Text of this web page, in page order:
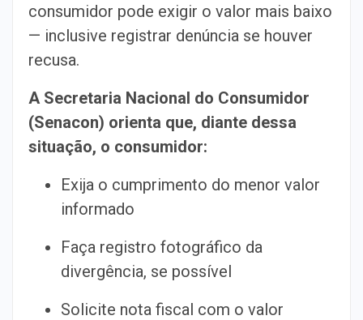
consumidor pode exigir o valor mais baixo
— inclusive registrar denúncia se houver
recusa.
A Secretaria Nacional do Consumidor
(Senacon) orienta que, diante dessa
situação, o consumidor:
Exija o cumprimento do menor valor
informado
Faça registro fotográfico da
divergência, se possível
Solicite nota fiscal com o valor